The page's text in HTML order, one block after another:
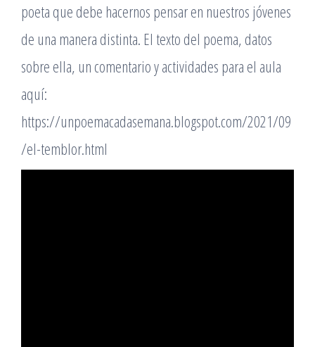
poeta que debe hacernos pensar en nuestros jóvenes
de una manera distinta. El texto del poema, datos
sobre ella, un comentario y actividades para el aula
aquí:
https://unpoemacadasemana.blogspot.com/2021/09
/el-temblor.html